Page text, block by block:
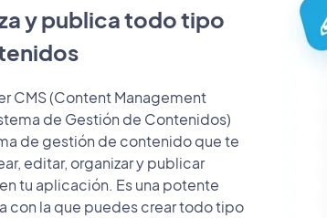
y publica todo tipo
CMS (Content Management
de Gestión de Contenidos)
de gestión de contenido que te
editar, organizar y publicar
tu aplicación. Es una potente
con la que puedes crear todo tipo